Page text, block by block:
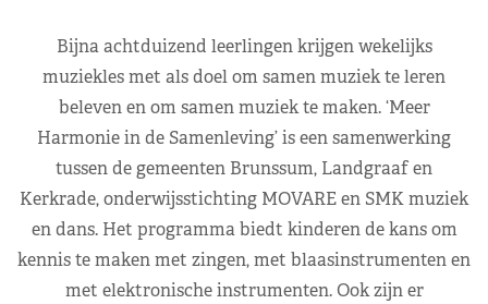
Bijna achtduizend leerlingen krijgen wekelijks
muziekles met als doel om samen muziek te leren
beleven en om samen muziek te maken. ‘Meer
Harmonie in de Samenleving’ is een samenwerking
tussen de gemeenten Brunssum, Landgraaf en
Kerkrade, onderwijsstichting MOVARE en SMK muziek
en dans. Het programma biedt kinderen de kans om
kennis te maken met zingen, met blaasinstrumenten en
met elektronische instrumenten. Ook zijn er